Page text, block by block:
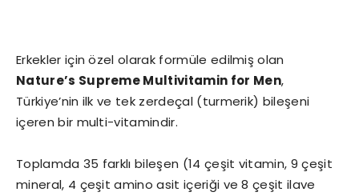
Erkekler için özel olarak formüle edilmiş olan
Nature’s Supreme Multivitamin for Men,
Türkiye’nin ilk ve tek zerdeçal (turmerik) bileşeni
içeren bir multi-vitamindir.
Toplamda 35 farklı bileşen (14 çeşit vitamin, 9 çeşit
mineral, 4 çeşit amino asit içeriği ve 8 çeşit ilave